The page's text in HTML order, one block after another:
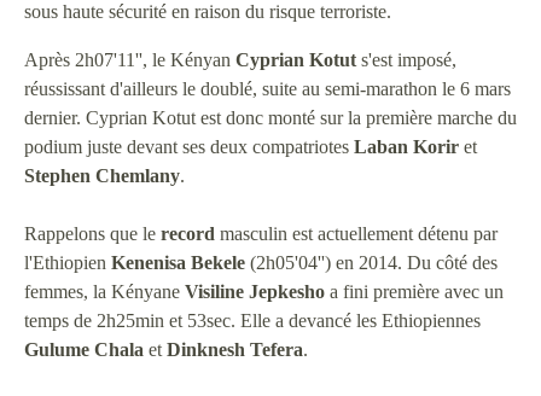
sous haute sécurité en raison du risque terroriste.
Après 2h07'11'', le Kényan Cyprian Kotut s'est imposé,
réussissant d'ailleurs le doublé, suite au semi-marathon le 6 mars
dernier. Cyprian Kotut est donc monté sur la première marche du
podium juste devant ses deux compatriotes Laban Korir et
Stephen Chemlany.
Rappelons que le record masculin est actuellement détenu par
l'Ethiopien Kenenisa Bekele (2h05'04'') en 2014. Du côté des
femmes, la Kényane Visiline Jepkesho a fini première avec un
temps de 2h25min et 53sec. Elle a devancé les Ethiopiennes
Gulume Chala et Dinknesh Tefera.